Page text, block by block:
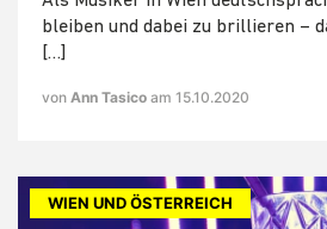
bleiben und dabei zu brillieren –
[…]
von Ann Tasico am 15.10.2020
WIEN UND ÖSTERREICH